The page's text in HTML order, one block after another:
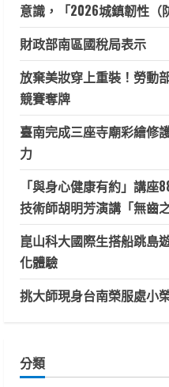
意識，「2026城鎮韌性（
財政部南區國稅局表示
放棄美妝穿上重裝！勞動
競賽奪牌
臺南完成三座寺廟彩繪修
力
「與身心健康有約」講
技術師胡明芳演講「無齒
崑山科大國際生搭船跳島
化體驗
挑大師現身台南榮服處小
分類